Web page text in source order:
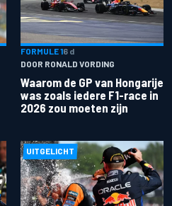
FORMULE 16 d
DOOR RONALD VORDING
Waarom de GP van Hongarije
was zoals iedere F1-race in
2026 zou moeten zijn
UITGELICHT